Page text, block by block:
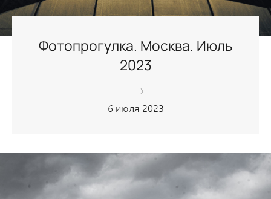
Фотопрогулка. Москва. Июль
2023
6 июля 2023